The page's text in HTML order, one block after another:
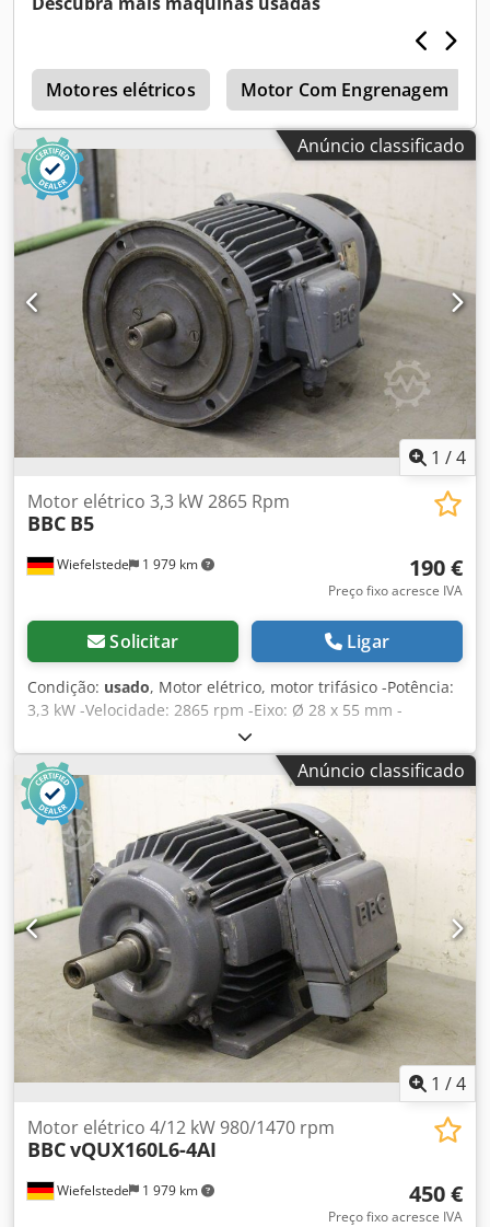
Motores elétricos Motor Com Engrenagem
Anúncio classificado
1 /4
Wiefelstede 1 979 km
Motor elétrico 3,3 kW 2865 Rpm
BBC B5
190 €
Preço fixo acresce IVA
Solicitar Ligar
Condição: usado, Motor elétrico, motor trifásico -Potência:
3,3 kW -Velocidade: 2865 rpm -Eixo: Ø 28 x 55 mm -
Construção: B5 -Classe de protecção: IP 33 -Dimensões:
445/295/H250 mm Dsdpfx Aed I Al Isl Tswa -Peso: 31 kg
Anúncio classificado
1 /4
Wiefelstede 1 979 km
Motor elétrico 4/12 kW 980/1470 rpm
BBCvQUX160L6-4AI
450 €
Preço fixo acresce IVA